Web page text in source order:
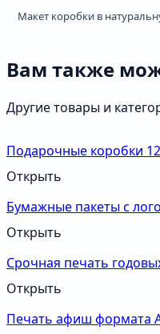
Макет коробки в
Вам также
Другие товары и
Подарочные коробки
Открыть
Бумажные пакеты с
Открыть
Срочная печать
Открыть
Печать афиш формата